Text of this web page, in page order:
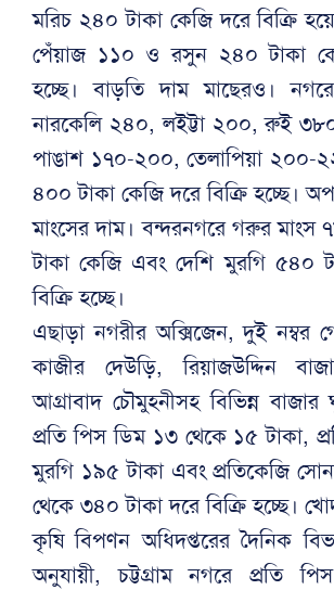
মরিচ ২৪০ টাকা কেজি দরে বিক্রি
পেঁয়াজ ১১০ ও রসুন ২৪০ টাকা
হচ্ছে। বাড়তি দাম মাছেরও।
নারকেলি ২৪০, লইট্টা ২০০, রুই
পাঙাশ ১৭০-২০০, তেলাপিয়া ২০০-
৪০০ টাকা কেজি দরে বিক্রি হচ্ছে।
মাংসের দাম। বন্দরনগরে গরুর
টাকা কেজি এবং দেশি মুরগি ৫৪০
বিক্রি হচ্ছে।
এছাড়া নগরীর অক্সিজেন, দুই নম্বর
কাজীর দেউড়ি, রিয়াজউদ্দিন
আগ্রাবাদ চৌমুহনীসহ বিভিন্ন বাজার
প্রতি পিস ডিম ১৩ থেকে ১৫ টাকা,
মুরগি ১৯৫ টাকা এবং প্রতিকেজি
থেকে ৩৪০ টাকা দরে বিক্রি হচ্ছে।
কৃষি বিপণন অধিদপ্তরের দৈনিক
অনুযায়ী, চট্টগ্রাম নগরে প্রতি